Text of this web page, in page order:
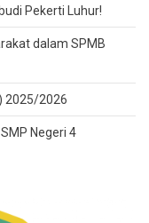
Pekerti Luhur!
dalam SPMB
2025/2026
Negeri 4